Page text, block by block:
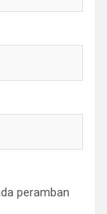
peramban